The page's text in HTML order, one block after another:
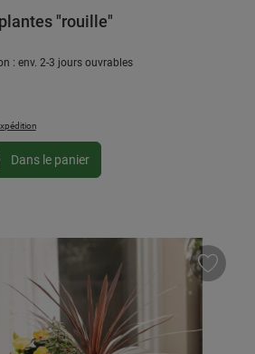
"rouille"
: env. 2-3 jours ouvrables
: Entrez la quantité
Dans le panier